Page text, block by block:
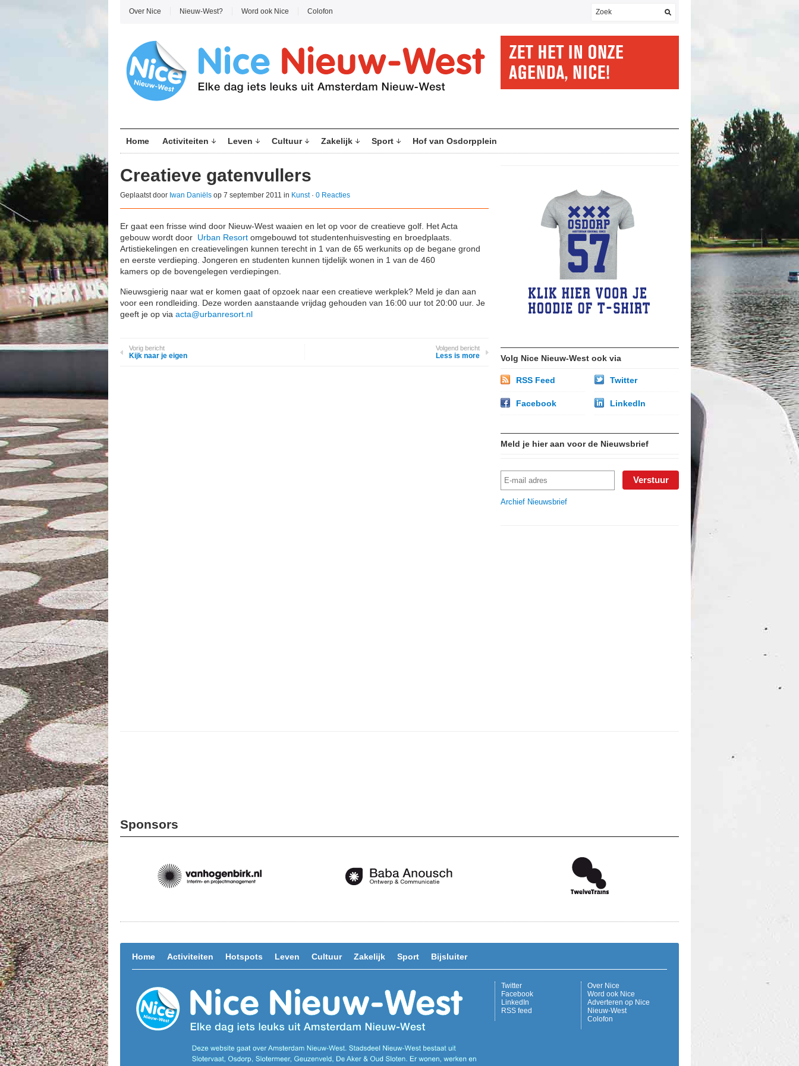
Over Nice Nieuw-West? Word ook Nice Colofon
Home Activiteiten Leven Cultuur Zakelijk Sport Hof van Osdorpplein
Creatieve gatenvullers
Geplaatst door Iwan Daniëls op 7 september 2011 in Kunst· 0 Reacties
Er gaat een frisse wind door Nieuw-West waaien en let op voor de creatieve golf. Het Acta
gebouw wordt door Urban Resort omgebouwd tot studentenhuisvesting en broedplaats.
Artistiekelingen en creatievelingen kunnen terecht in 1 van de 65 werkunits op de begane grond
en eerste verdieping. Jongeren en studenten kunnen tijdelijk wonen in 1 van de 460
kamers op de bovengelegen verdiepingen.
Nieuwsgierig naar wat er komen gaat of opzoek naar een creatieve werkplek? Meld je dan aan
voor een rondleiding. Deze worden aanstaande vrijdag gehouden van 16:00 uur tot 20:00 uur. Je
geeft je op via acta@urbanresort.nl
Vorig bericht
Kijk naar je eigen
Volgend bericht
Less is more Volg Nice Nieuw-West ook via
RSS Feed Twitter
Facebook LinkedIn
Meld je hier aan voor de Nieuwsbrief
Archief Nieuwsbrief
Sponsors
Home Activiteiten Hotspots Leven Cultuur Zakelijk Sport Bijsluiter
Over Nice
Word ook Nice
Adverteren op Nice
Nieuw-West
Colofon
Twitter
Facebook
LinkedIn
RSS feed